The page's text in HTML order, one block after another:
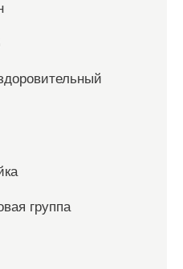
группа